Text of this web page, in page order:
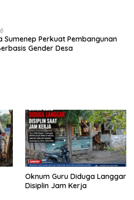
Sumenep Perkuat Pembangunan
Gender Desa
Oknum Guru Diduga Langgar
Disiplin Jam Kerja